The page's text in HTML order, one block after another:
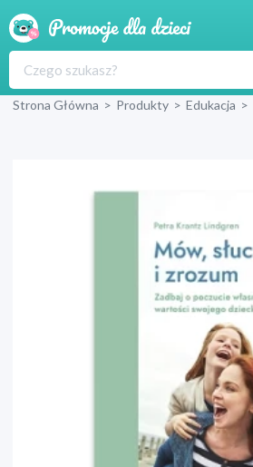
Produkty
Wyprawka
Strona Główna > Produkty > Edukacja >